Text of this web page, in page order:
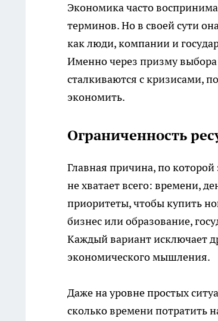
Экономика часто
терминов. Но в своей сути
как люди, компании и
Именно через призму
сталкиваются с кризисами,
экономить.
Ограниченность
Главная причина, по
не хватает всего: времени,
приоритеты, чтобы купить
бизнес или образование,
Каждый вариант исключает
экономического мышления.
Даже на уровне простых
сколько времени потратить